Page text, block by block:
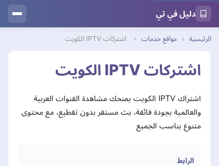
دليل في تي
الرئيسية › مواقع خدمات › اشتركات IPTV الكويت
اشتركات IPTV الكويت
اشتراك IPTV الكويت يمنحك مشاهدة القنوات العربية
والعالمية بجودة فائقة، بث مستقر بدون تقطيع، مع محتوى
متنوع يناسب الجميع
الرابط